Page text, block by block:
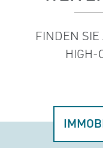
FINDEN
HIGH-